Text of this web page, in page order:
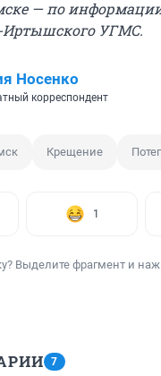
— по
УГМС.
Носенко
корреспондент
Крещение
1
Выделите фрагмент и
7